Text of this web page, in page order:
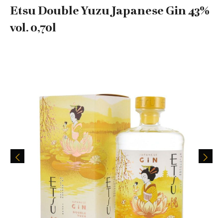
Etsu Double Yuzu Japanese Gin 43%
vol. 0,70l